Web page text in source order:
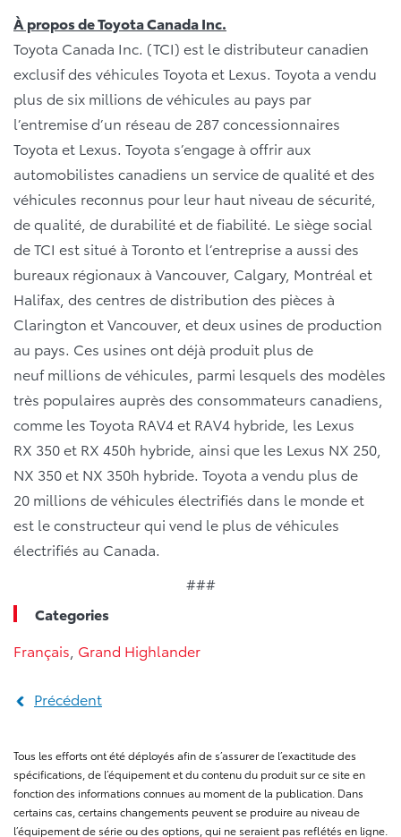
À propos de Toyota Canada Inc.
Toyota Canada Inc. (TCI) est le distributeur canadien
exclusif des véhicules Toyota et Lexus. Toyota a vendu
plus de six millions de véhicules au pays par
l’entremise d’un réseau de 287 concessionnaires
Toyota et Lexus. Toyota s’engage à offrir aux
automobilistes canadiens un service de qualité et des
véhicules reconnus pour leur haut niveau de sécurité,
de qualité, de durabilité et de fiabilité. Le siège social
de TCI est situé à Toronto et l’entreprise a aussi des
bureaux régionaux à Vancouver, Calgary, Montréal et
Halifax, des centres de distribution des pièces à
Clarington et Vancouver, et deux usines de production
au pays. Ces usines ont déjà produit plus de
neuf millions de véhicules, parmi lesquels des modèles
très populaires auprès des consommateurs canadiens,
comme les Toyota RAV4 et RAV4 hybride, les Lexus
RX 350 et RX 450h hybride, ainsi que les Lexus NX 250,
NX 350 et NX 350h hybride. Toyota a vendu plus de
20 millions de véhicules électrifiés dans le monde et
est le constructeur qui vend le plus de véhicules
électrifiés au Canada.
###
Categories
Français Grand Highlander
Précédent
Tous les efforts ont été déployés afin de s’assurer de l’exactitude des
spécifications, de l’équipement et du contenu du produit sur ce site en
fonction des informations connues au moment de la publication. Dans
certains cas, certains changements peuvent se produire au niveau de
l’équipement de série ou des options, qui ne seraient pas reflétés en ligne.